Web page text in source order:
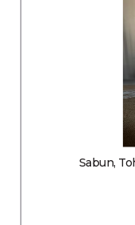
Sabun,